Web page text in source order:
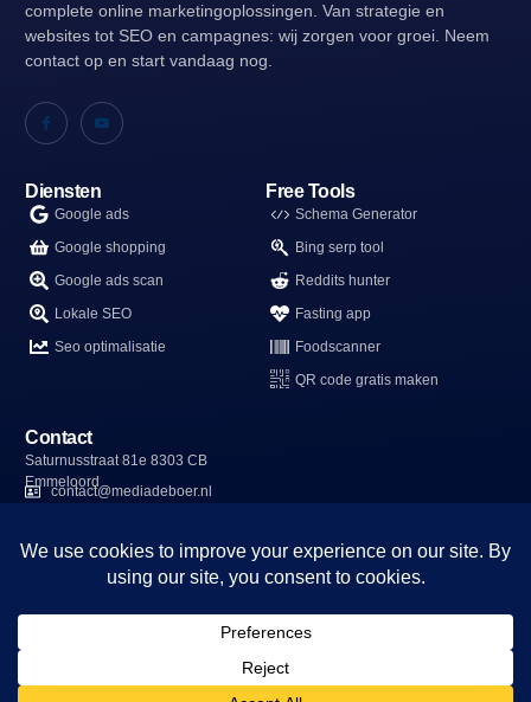
complete online marketingoplossingen. Van strategie en
websites tot SEO en campagnes: wij zorgen voor groei. Neem
contact op en start vandaag nog.
Diensten
Google ads
Google shopping
Google ads scan
Lokale SEO
Seo optimalisatie
Free Tools
Schema Generator
Bing serp tool
Reddits hunter
Fasting app
Foodscanner
QR code gratis maken
Contact
Saturnusstraat 81e 8303 CB
Emmeloord
contact@mediadeboer.nl
kvk: 96989041
Copyright © 2026 Mediadeboer. All rights